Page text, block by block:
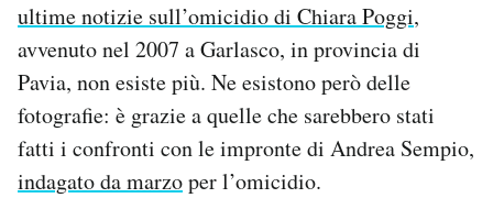
Area Personale
Newsletter
Notifiche mobile
Regala il Post
Hai bisogno di aiuto?
Esci
ultime notizie sull’omicidio di Chiara Poggi,
avvenuto nel 2007 a Garlasco, in provincia di
Pavia, non esiste più. Ne esistono però delle
fotografie: è grazie a quelle che sarebbero stati
fatti i confronti con le impronte di Andrea Sempio,
indagato da marzoper l’omicidio.